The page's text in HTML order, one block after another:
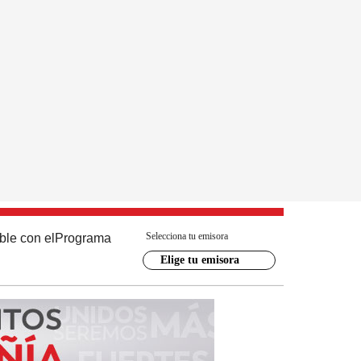
con el Programa Selecciona tu emisora
Elige tu emisora